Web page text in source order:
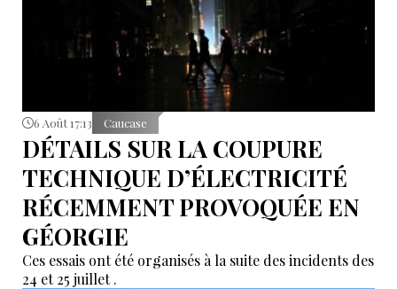
6 Août 17:13 Caucase
DÉTAILS SUR LA COUPURE
TECHNIQUE D’ÉLECTRICITÉ
RÉCEMMENT PROVOQUÉE EN
GÉORGIE
Ces essais ont été organisés à la suite des incidents des
24 et 25 juillet .